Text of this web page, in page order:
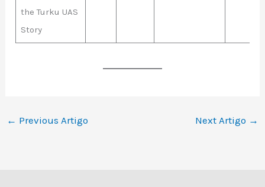
the Turku UAS
Story
← Previous Artigo Next Artigo →